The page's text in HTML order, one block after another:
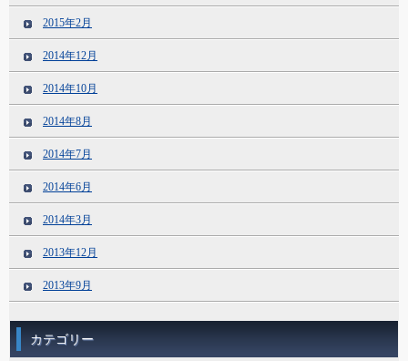
2015年2月
2014年12月
2014年10月
2014年8月
2014年7月
2014年6月
2014年3月
2013年12月
2013年9月
カテゴリー